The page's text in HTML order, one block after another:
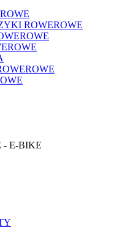
ROWEROWE
- E-BIKE